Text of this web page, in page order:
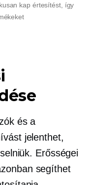
kap értesítést, így
és a
jelenthet,
Erősségei
segíthet